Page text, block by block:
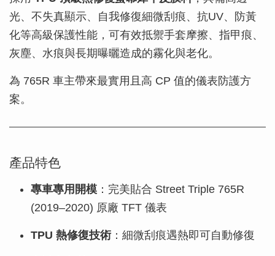
光、不失真顯示、自我修復細微刮痕、抗UV、防黃
化等高級保護性能，可有效抵禦手套摩擦、指甲痕、
灰塵、水痕與長期曝曬造成的霧化與老化。
為 765R 車主帶來最實用且高 CP 值的儀表防護方
案。
產品特色
專車專用開模 ：完美貼合 Street Triple 765R
(2019–2020) 原廠 TFT 儀表
TPU 熱修復技術：細微刮痕遇熱即可自動修復